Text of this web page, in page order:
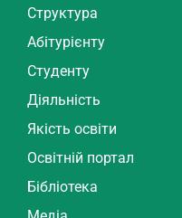
Структура
Абітурієнту
Студенту
Діяльність
Якість освіти
Освітній портал
Бібліотека